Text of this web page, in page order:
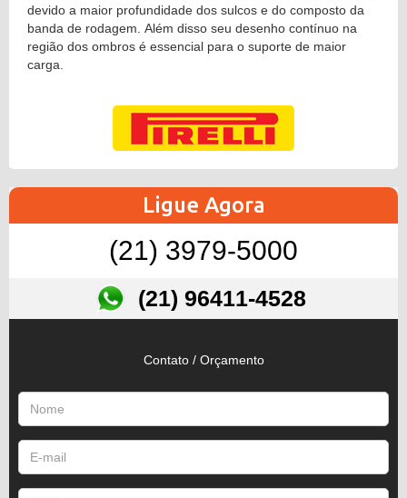
devido a maior profundidade dos sulcos e do composto da
banda de rodagem. Além disso seu desenho contínuo na
região dos ombros é essencial para o suporte de maior
carga.
Ligue Agora
(21) 3979-5000
(21) 96411-4528
Contato / Orçamento